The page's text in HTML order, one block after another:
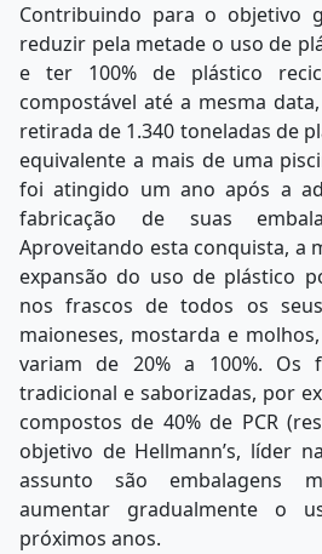
Contribuindo para o objetivo
reduzir pela metade o uso de
e ter 100% de plástico
compostável até a mesma
retirada de 1.340 toneladas de
equivalente a mais de uma
foi atingido um ano após a
fabricação de suas
Aproveitando esta conquista, a
expansão do uso de plástico
nos frascos de todos os
maioneses, mostarda e
variam de 20% a 100%. Os
tradicional e saborizadas, por
compostos de 40% de PCR
objetivo de Hellmann’s, líder
assunto são embalagens
aumentar gradualmente o
próximos anos.